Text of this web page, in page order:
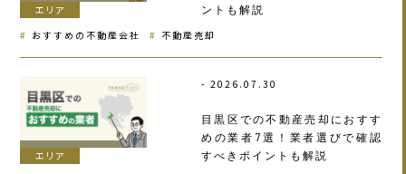
エリア
ントも解説
おすすめの不動産会社 不動産売却
エリア
2026.07.30
目黒区での不動産売却におすす
めの業者7選！業者選びで確認
すべきポイントも解説